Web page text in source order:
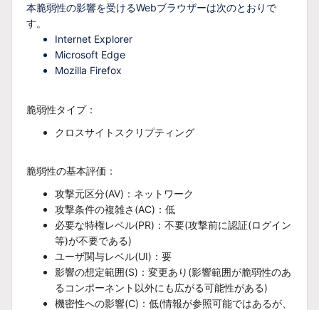
本脆弱性の影響を受けるWebブラウザーは次のとおりで
す。
Internet Explorer
Microsoft Edge
Mozilla Firefox
脆弱性タイプ：
クロスサイトスクリプティング
脆弱性の基本評価：
攻撃元区分(AV)：ネットワーク
攻撃条件の複雑さ(AC)：低
必要な特権レベル(PR)：不要(攻撃前に認証(ログイン
等)が不要である)
ユーザ関与レベル(UI)：要
影響の想定範囲(S)：変更あり(影響範囲が脆弱性のあ
るコンポーネント以外にも広がる可能性がある)
機密性への影響(C)：低(情報が参照可能ではあるが、